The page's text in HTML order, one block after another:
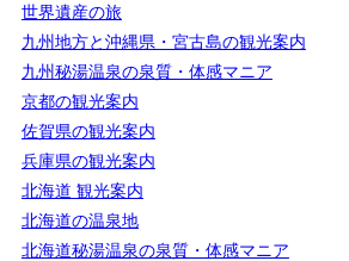
世界遺産の旅
九州地方と沖縄県・宮古島の観光案内
九州秘湯温泉の泉質・体感マニア
京都の観光案内
佐賀県の観光案内
兵庫県の観光案内
北海道 観光案内
北海道の温泉地
北海道秘湯温泉の泉質・体感マニア